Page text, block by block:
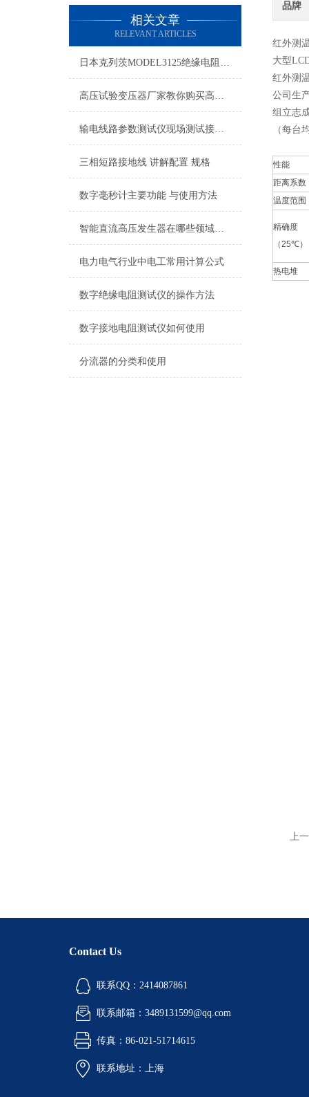
相关文章
RELEVANT ARTICLES
日本克列茨MODEL3125绝缘电阻测试仪特点
高压试验变压器厂家教你购买高压试验变压器怎样看质量的好坏
输电线路参数测试仪现场测试接线方法
三相短路接地线 讲解配置 规格
数字毫秒计主要功能 与使用方法
智能直流高压发生器在哪些领域有广泛的应用？
电力电气行业中电工常用计算公式
数字绝缘电阻测试仪的操作方法
数字接地电阻测试仪如何使用
分流器的分类和使用
品牌
红外测
大型
红外测
公司生
组立志
（每台
性能
距离系数
温度范围
精确度
（25℃）
热电堆
上
Contact Us
联系QQ：2414087861
联系邮箱：3489131599@qq.com
传真：86-021-51714615
联系地址：上海